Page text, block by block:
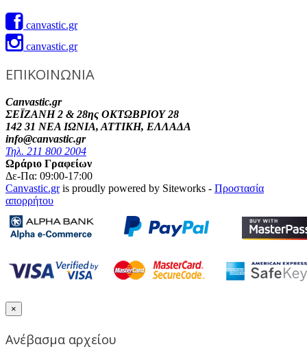
canvastic.gr
canvastic.gr
ΕΠΙΚΟΙΝΩΝΙΑ
Canvastic.gr
ΣΕΪΖΑΝΗ 2 & 28ης ΟΚΤΩΒΡΙΟΥ 28
142 31 ΝΕΑ ΙΩΝΙΑ, ΑΤΤΙΚΗ, ΕΛΛΑΔΑ
info@canvastic.gr
Τηλ. 211 800 2004
Ωράριο Γραφείων
Δε-Πα: 09:00-17:00
Canvastic.gris proudly powered by Siteworks - Προστασία
απορρήτου
×
Ανέβασμα αρχείου